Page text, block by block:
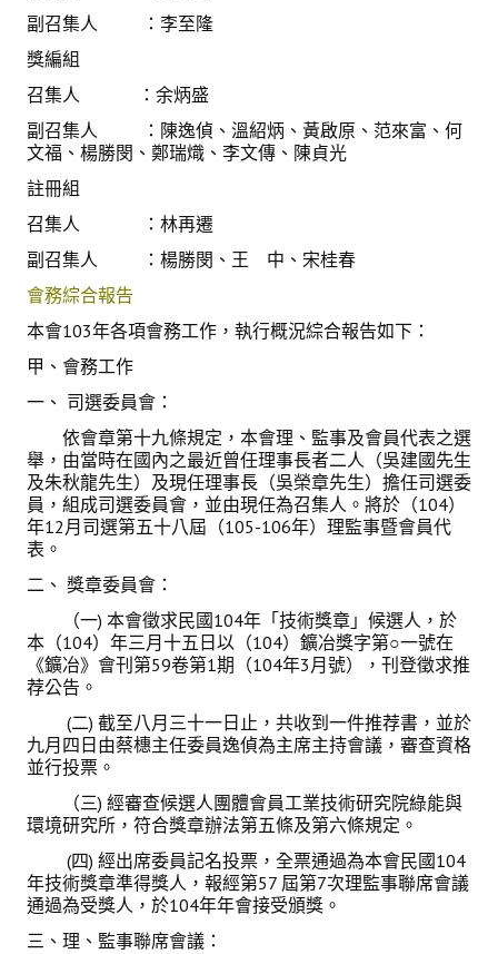
追憶盧善棟前理事長
學會獎項
盧善棟獎學金
盧善棟獎學金得獎人
歷年技術獎章得獎人
技術獎章得獎人介紹
歷年論文獎得獎人
歷年傑出服務貢獻獎得獎人
歷年保安獎章得獎人
榮譽榜
本會榮獲內政部104年全國性社會暨職業團體工作品鑑「甲等獎」
本會朱前理事長榮獲2012年第30屆國家傑出總經理獎
鑛冶期刊獲行政院頒發雜誌金鼎獎
歷年詹天佑論文獎與中工會論文得獎人
學會出版品
鑛冶期刊 (需登入會員)
鑛冶期刊徵稿
年會手冊
副召集人 ：李至隆
獎編組
召集人 ：余炳盛
副召集人 ：陳逸偵、溫紹炳、黃啟原、范來富、何
文福、楊勝閔、鄭瑞熾、李文傳、陳貞光
註冊組
召集人 ：林再遷
副召集人 ：楊勝閔、王 中、宋桂春
會務綜合報告
本會103年各項會務工作，執行概況綜合報告如下：
甲、會務工作
一、 司選委員會：
依會章第十九條規定，本會理、監事及會員代表之選
舉，由當時在國內之最近曾任理事長者二人（吳建國先生
及朱秋龍先生）及現任理事長（吳榮章先生）擔任司選委
員，組成司選委員會，並由現任為召集人。將於（104）
年12月司選第五十八屆（105-106年）理監事暨會員代
表。
二、 獎章委員會：
（一) 本會徵求民國104年「技術獎章」候選人，於
本（104）年三月十五日以（104）鑛冶獎字第○一號在
《鑛冶》會刊第59卷第1期（104年3月號），刊登徵求推
荐公告。
(二) 截至八月三十一日止，共收到一件推荐書，並於
九月四日由蔡橞主任委員逸偵為主席主持會議，審查資格
並行投票。
（三) 經審查候選人團體會員工業技術研究院綠能與
環境研究所，符合獎章辦法第五條及第六條規定。
(四) 經出席委員記名投票，全票通過為本會民國104
年技術獎章準得獎人，報經第57 屆第7次理監事聯席會議
通過為受獎人，於104年年會接受頒獎。
三、理、監事聯席會議：